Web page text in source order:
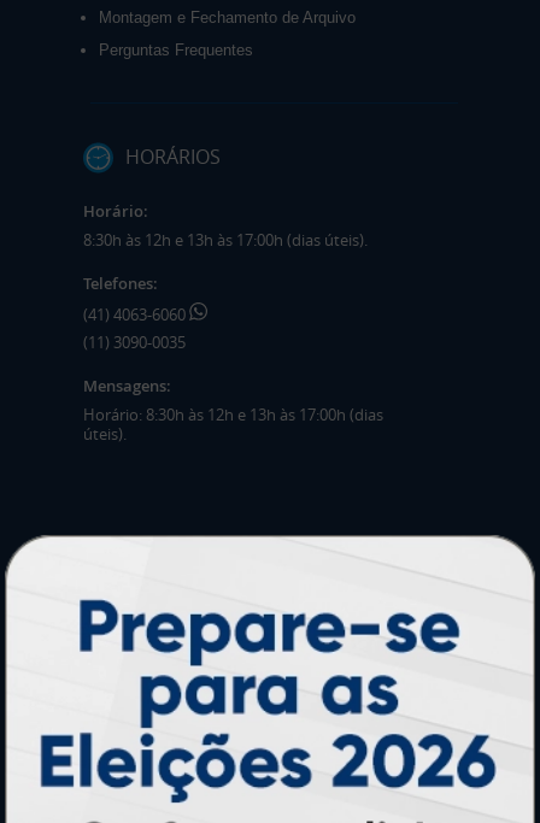
Montagem e Fechamento de Arquivo
Perguntas Frequentes
HORÁRIOS
Horário:
8:30h às 12h e 13h às 17:00h (dias úteis).
Telefones:
(41) 4063-6060
(11) 3090-0035
Mensagens:
Horário: 8:30h às 12h e 13h às 17:00h (dias
úteis).
Adesivos
Pastas
Cartão de Visita
Folder, Flyer e Panfleto
Banners e Lonas